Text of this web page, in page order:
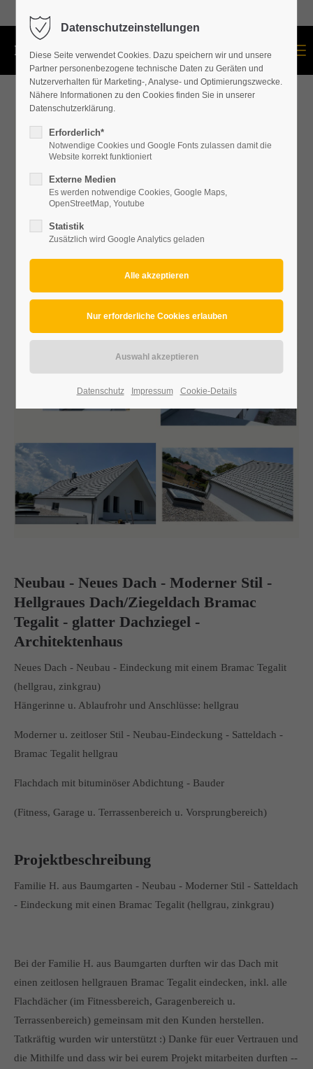
Neubau - Neues Dach - Moderner Stil -
Hellgraues Dach/Ziegeldach Bramac
Tegalit - glatter Dachziegel -
Architektenhaus
Neues Dach - Neubau - Eindeckung mit einem Bramac Tegalit
(hellgrau, zinkgrau)
Hängerinne u. Ablaufrohr und Anschlüsse: hellgrau
Moderner u. zeitloser Stil - Neubau-Eindeckung - Satteldach -
Bramac Tegalit hellgrau
Flachdach mit bituminöser Abdichtung - Bauder
(Fitness, Garage u. Terrassenbereich u. Vorsprungbereich)
Projektbeschreibung
Familie H. aus Baumgarten - Neubau - Moderner Stil - Satteldach
- Eindeckung mit einen Bramac Tegalit (hellgrau, zinkgrau)
Bei der Familie H. aus Baumgarten durften wir das Dach mit
einen zeitlosen hellgrauen Bramac Tegalit eindecken, inkl. alle
Flachdächer (im Fitnessbereich, Garagenbereich u.
Terrassenbereich) gemeinsam mit den Kunden herstellen.
Tatkräftig wurden wir unterstützt :) Danke für euer Vertrauen und
die Mithilfe und dass wir bei eurem Projekt mitarbeiten durften --
Datenschutzeinstellungen
Diese Seite verwendet Cookies. Dazu speichern wir und unsere
Partner personenbezogene technische Daten zu Geräten und
Nutzerverhalten für Marketing-, Analyse- und Optimierungszwecke.
Nähere Informationen zu den Cookies finden Sie in unserer
Datenschutzerklärung.
Erforderlich*
Notwendige Cookies und Google Fonts zulassen damit die
Website korrekt funktioniert
Externe Medien
Es werden notwendige Cookies, Google Maps,
OpenStreetMap, Youtube
Statistik
Zusätzlich wird Google Analytics geladen
Datenschutz Impressum Cookie-Details